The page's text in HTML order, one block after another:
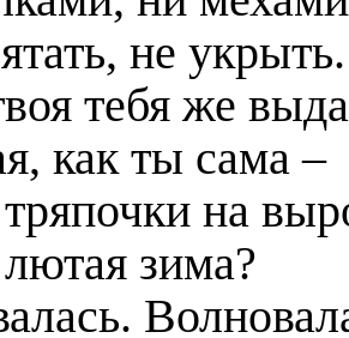
не укрыть.
тебя же
как ты сама –
на
зима?